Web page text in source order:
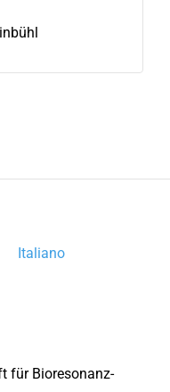
Italiano
für Bioresonanz-